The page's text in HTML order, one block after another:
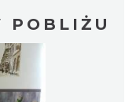
POBLIŻU